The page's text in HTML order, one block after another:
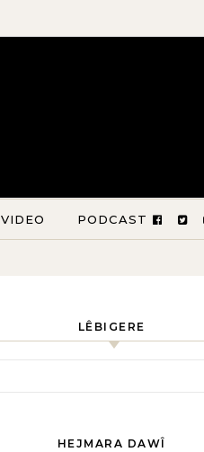
VIDEO PODCAST
LÊBIGERE
HEJMARA DAWÎ